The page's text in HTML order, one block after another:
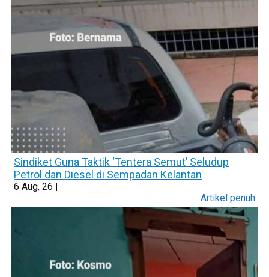
Sindiket Guna Taktik ‘Tentera Semut’ Seludup
Petrol dan Diesel di Sempadan Kelantan
6 Aug, 26
Artikel penuh